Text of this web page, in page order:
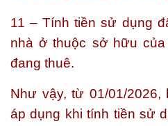
11 – Tính tiền sử dụng
nhà ở thuộc sở hữu
đang thuê.
Như vậy, từ 01/01/
áp dụng khi tính tiền sử